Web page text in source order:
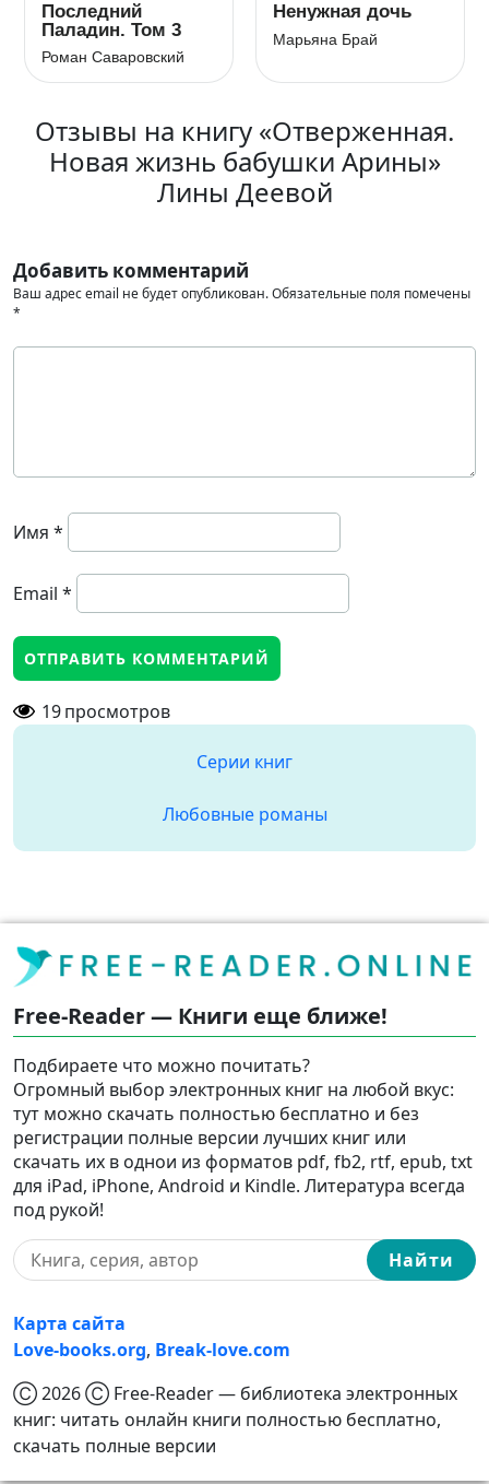
Последний
Паладин. Том 3
Роман Саваровский
Ненужная дочь
Марьяна Брай
Отзывы на книгу «Отверженная.
Новая жизнь бабушки Арины»
Лины Деевой
Добавить комментарий
Ваш адрес email не будет опубликован.Обязательные поля помечены
*
Имя *
Email *
19просмотров
Серии книг
Любовные романы
Free-Reader — Книги еще ближе!
Подбираете что можно почитать?
Огромный выбор электронных книг на любой вкус:
тут можно скачать полностью бесплатно и без
регистрации полные версии лучших книг или
скачать их в однои из форматов pdf, fb2, rtf, epub, txt
для iPad, iPhone, Android и Kindle. Литература всегда
под рукой!
Найти
Карта сайта
Love-books.org, Break-love.com
Ⓒ 2026 Ⓒ Free-Reader — библиотека электронных
книг: читать онлайн книги полностью бесплатно,
скачать полные версии